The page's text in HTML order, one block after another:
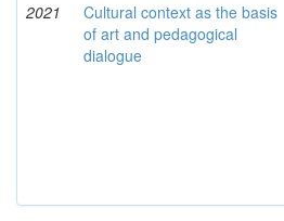
2021
Cultural context as the basis
of art and pedagogical
dialogue